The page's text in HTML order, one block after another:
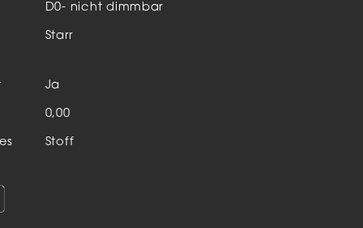
D0- nicht dimmbar
Starr
Ja
0,00
Stoff